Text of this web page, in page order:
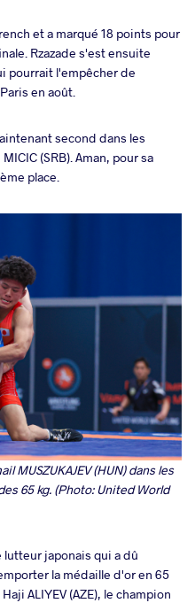
et a marqué 18 points pour
Rzazade s'est ensuite
pourrait l'empêcher de
en août.
second dans les
(SRB). Aman, pour sa
place.
MUSZUKAJEV (HUN) dans les
65 kg. (Photo: United World
lutteur japonais qui a dû
la médaille d'or en 65
ALIYEV (AZE), le champion